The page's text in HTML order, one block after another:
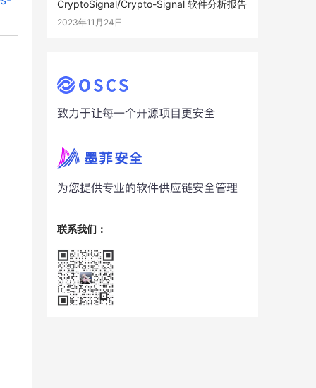
CryptoSignal/Crypto-Signal 软件分析报告
2023年11月24日
联系我们：